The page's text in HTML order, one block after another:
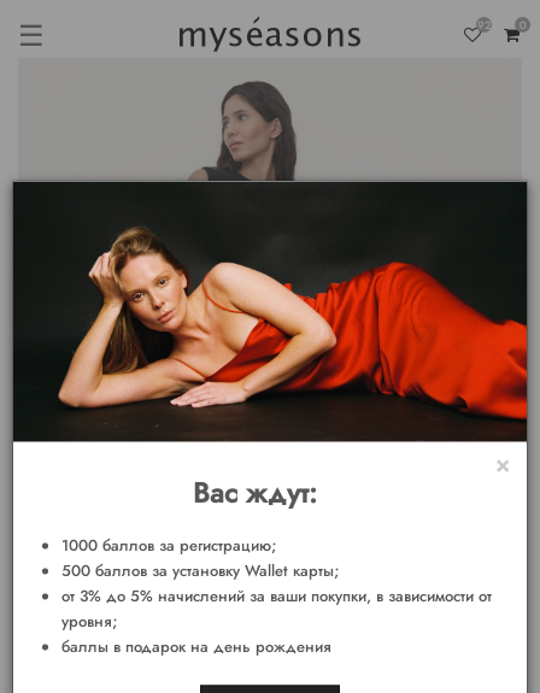
☰ 92 0
×
Вас ждут:
1000 баллов за регистрацию;
500 баллов за установку Wallet карты;
от 3% до 5% начислений за ваши покупки, в зависимости от
уровня;
баллы в подарок на день рождения